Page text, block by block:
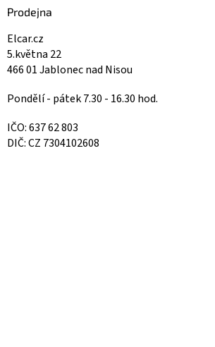
Prodejna
Elcar.cz
5.května 22
466 01 Jablonec nad Nisou
Pondělí - pátek 7.30 - 16.30 hod.
IČO: 637 62 803
DIČ: CZ 7304102608